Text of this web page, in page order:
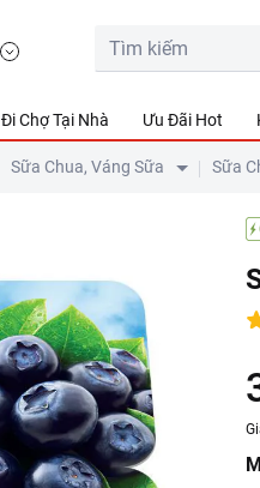
Đi Chợ Tại Nhà Ưu Đãi Hot
Sữa Chua, Váng Sữa Sữa